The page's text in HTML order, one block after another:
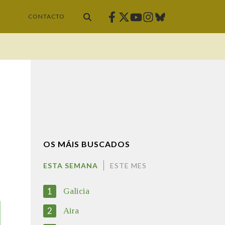
CONTACTO Facebook
Twitter
Youtube
Instagram
Bluesky
OS MÁIS BUSCADOS
ESTA SEMANA ESTE MES
1 Galicia
2 Aira